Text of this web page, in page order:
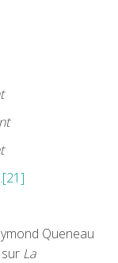
[21]
Queneau
sur La